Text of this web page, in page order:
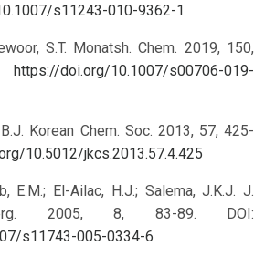
s11243-010-9362-1
S.T. Monatsh. Chem. 2019, 150,
https://doi.org/10.1007/s00706-019-
Korean Chem. Soc. 2013, 57, 425-
10.5012/jkcs.2013.57.4.425
E.M.; El-Ailac, H.J.; Salema, J.K.J. J.
2005, 8, 83-89. DOI:
s11743-005-0334-6